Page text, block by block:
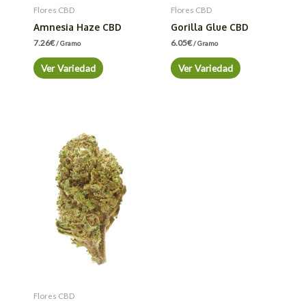
Flores CBD
Amnesia Haze CBD
7.26€/ Gramo
Ver Variedad
Flores CBD
Gorilla Glue CBD
6.05€/ Gramo
Ver Variedad
Flores CBD